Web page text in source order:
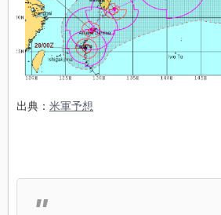
出典： 米軍予想